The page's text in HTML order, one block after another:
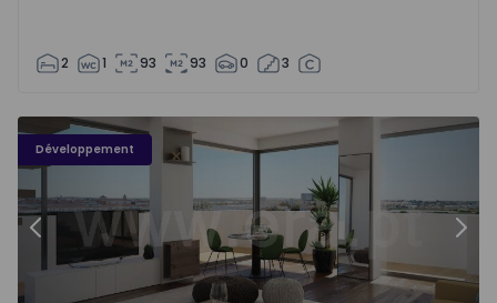
2 1 93 93 0 3
Développement
Précédent